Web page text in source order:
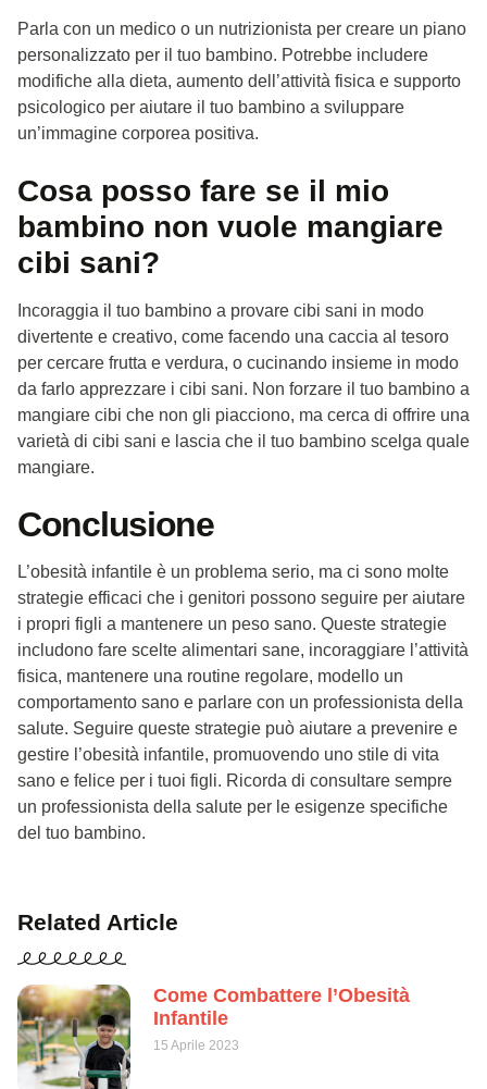
Parla con un medico o un nutrizionista per creare un piano
personalizzato per il tuo bambino. Potrebbe includere
modifiche alla dieta, aumento dell’attività fisica e supporto
psicologico per aiutare il tuo bambino a sviluppare
un’immagine corporea positiva.
Cosa posso fare se il mio
bambino non vuole mangiare
cibi sani?
Incoraggia il tuo bambino a provare cibi sani in modo
divertente e creativo, come facendo una caccia al tesoro
per cercare frutta e verdura, o cucinando insieme in modo
da farlo apprezzare i cibi sani. Non forzare il tuo bambino a
mangiare cibi che non gli piacciono, ma cerca di offrire una
varietà di cibi sani e lascia che il tuo bambino scelga quale
mangiare.
Conclusione
L’obesità infantile è un problema serio, ma ci sono molte
strategie efficaci che i genitori possono seguire per aiutare
i propri figli a mantenere un peso sano. Queste strategie
includono fare scelte alimentari sane, incoraggiare l’attività
fisica, mantenere una routine regolare, modello un
comportamento sano e parlare con un professionista della
salute. Seguire queste strategie può aiutare a prevenire e
gestire l’obesità infantile, promuovendo uno stile di vita
sano e felice per i tuoi figli. Ricorda di consultare sempre
un professionista della salute per le esigenze specifiche
del tuo bambino.
Related Article
Come Combattere l’Obesità
Infantile
15 Aprile 2023